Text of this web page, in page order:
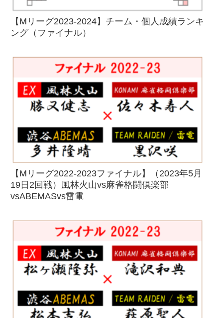
【Mリーグ2023-2024】チーム・個人成績ランキ
ング（ファイナル）
【Mリーグ2022-2023ファイナル】（2023年5月
19日2回戦）風林火山vs麻雀格闘倶楽部
vsABEMASvs雷電